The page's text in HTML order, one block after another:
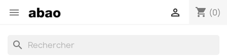
 shopping_cart (0)

search